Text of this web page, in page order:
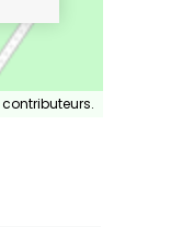
contributeurs.